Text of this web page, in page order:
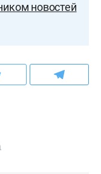
новостей